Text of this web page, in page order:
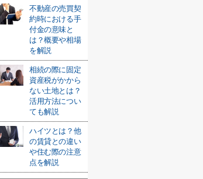
不動産の売買契
約時における手
付金の意味と
は？概要や相場
を解説
相続の際に固定
資産税がかから
ない土地とは？
活用方法につい
ても解説
ハイツとは？他
の賃貸との違い
や住む際の注意
点を解説